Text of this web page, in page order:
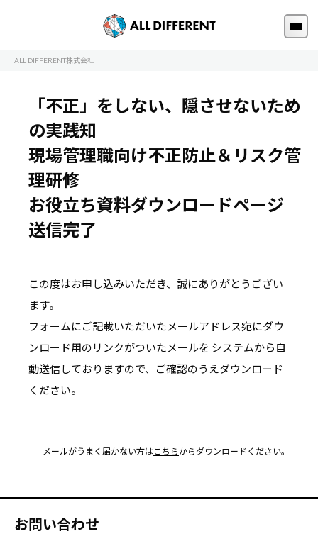
ALL DIFFERENT株式会社
「不正」をしない、隠させないため
の実践知
現場管理職向け不正防止＆リスク管
理研修
お役立ち資料ダウンロードページ
送信完了
この度はお申し込みいただき、誠にありがとうござい
ます。
フォームにご記載いただいたメールアドレス宛にダウ
ンロード用のリンクがついたメールを システムから自
動送信しておりますので、ご確認のうえダウンロード
ください。
メールがうまく届かない方はこちら からダウンロードください。
お問い合わせ